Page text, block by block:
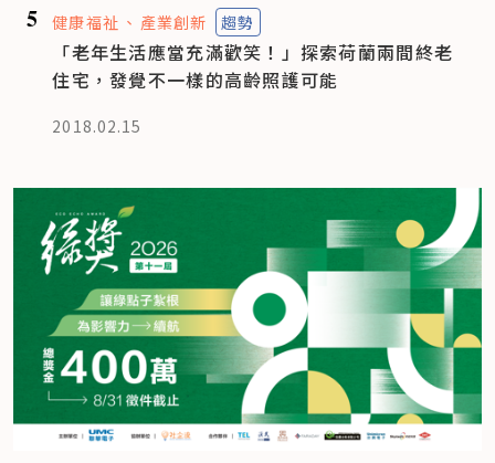
5 健康福祉 產業創新 趨勢
「老年生活應當充滿歡笑！」探索荷蘭兩間終老
住宅，發覺不一樣的高齡照護可能
2018.02.15